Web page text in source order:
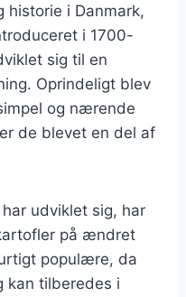
historie i Danmark,
i 1700-
sig til en
Oprindeligt blev
og nærende
de blevet en del af
udviklet sig, har
på ændret
populære, da
kan tilberedes i